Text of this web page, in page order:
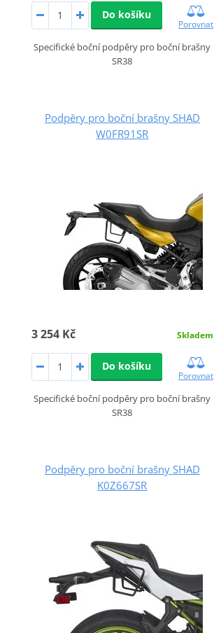
Do košíku
Porovnat
Specifické boční podpěry pro boční brašny
SR38
Podpěry pro boční brašny SHAD
W0FR91SR
3 254 Kč Skladem
Do košíku
Porovnat
Specifické boční podpěry pro boční brašny
SR38
Podpěry pro boční brašny SHAD
K0Z667SR